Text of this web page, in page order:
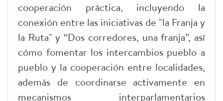
cooperación práctica, incluyendo la
conexión entre las iniciativas de "la Franja y
la Ruta" y “Dos corredores, una franja”, así
cómo fomentar los intercambios pueblo a
pueblo y la cooperación entre localidades,
además de coordinarse activamente en
mecanismos interparlamentarios